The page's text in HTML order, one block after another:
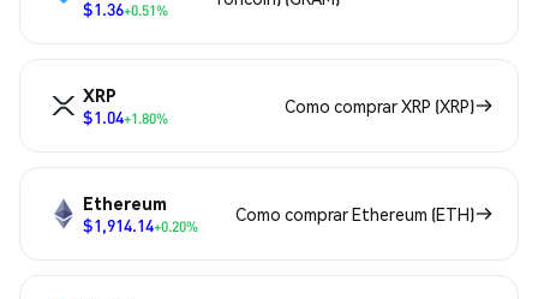
$1.36+0.51%
XRP
$1.04+1.80%
Como comprar XRP (XRP)
Ethereum
$1,914.14+0.20%
Como comprar Ethereum (ETH)